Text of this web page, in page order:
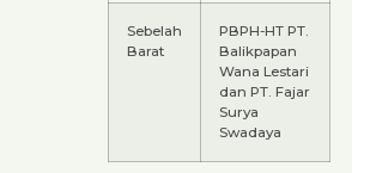
Sebelah
Barat
PBPH-HT PT.
Balikpapan
Wana Lestari
dan PT. Fajar
Surya
Swadaya